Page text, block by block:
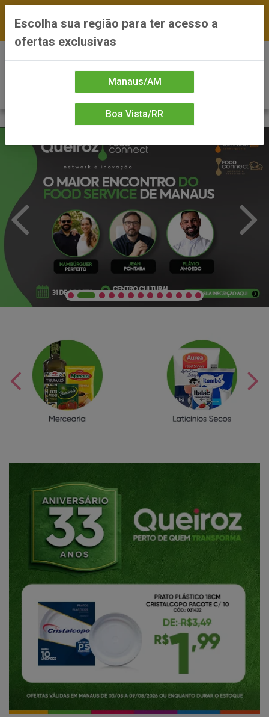
*Preços exclusivos do site — Entrega em até 24h
Escolha sua região para ter acesso a
ofertas exclusivas
Manaus/AM
Boa Vista/RR